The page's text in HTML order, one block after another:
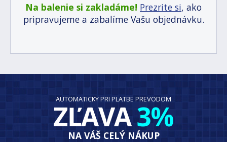
Na balenie si zakladáme! Prezrite si, ako
pripravujeme a zabalíme Vašu objednávku.
AUTOMATICKY PRI PLATBE PREVODOM
ZĽAVA3%
NA VÁŠ CELÝ NÁKUP